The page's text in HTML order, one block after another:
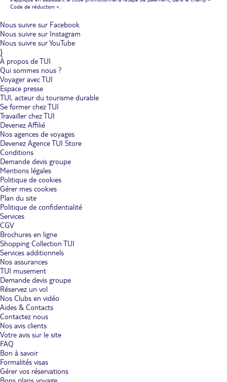
Pour ses paysages à couper le souffle
Palombaggia et Santa Giulia à Porto-Vecchio, aux montagnes
escarpées du Parc Naturel Régional de Corse. Les calanques de
Piana, classées au patrimoine mondial de l'UNESCO, sont un
Pour ses activités variées
pour tous les goûts. Que vous soyez amateur de sports nautiques,
de randonnées ou simplement de farniente, la Corse saura vous
satisfaire. Faites une excursion en bateau pour explorer les criques
cachées, partez en randonnée sur le célèbre GR20, ou profitez
d'une journée de détente sur l'une des nombreuses plages
idylliques de l'île.
Les incontournables à faire en Corse
Découverte d'Ajaccio
une visite d’Ajaccio, la ville natale de Napoléon Bonaparte.
Promenez-vous dans les rues animées du centre-ville, visitez la
Maison Bonaparte et admirez la cathédrale Notre-Dame de
l’Assomption. Ajaccio offre également de magnifiques plages
comme la plage de Saint-François, idéale pour une journée de
détente.
promontoire rocheux, est un incontournable. Flânez dans les
ruelles pavées de cette forteresse historique, profitez des vues
panoramiques sur la mer et le port, et ne manquez pas de visiter
l'église Sainte-Marie-Majeure. La plage de Calvi, avec son eau
cristalline, est parfaite pour une baignade rafraîchissante.
Balade à Porto-Vecchio
sel", est connue pour ses plages paradisiaques comme Palombaggia
et Santa Giulia. Après une matinée de farniente sur le sable fin,
explorez la vieille ville avec ses remparts et ses ruelles charmantes.
Le soir, savourez un dîner dans un restaurant local pour goûter
aux spécialités corses.
Week-end en Corse tout compris
Optez pour un week-end en Corse tout compris pour un séjour
sans stress. Réservez un hôtel avec piscine, spa et pension complète
pour profiter pleinement de vos vacances. De nombreux
Code de réduction ».
Nous suivre sur Facebook
Nous suivre sur Instagram
Nous suivre sur YouTube
}
À propos de TUI
Qui sommes nous ?
Voyager avec TUI
Espace presse
TUI, acteur du tourisme durable
Se former chez TUI
Travailler chez TUI
Devenez Affilié
Nos agences de voyages
Devenez Agence TUI Store
Conditions
Demande devis groupe
Mentions légales
Politique de cookies
Gérer mes cookies
Plan du site
Politique de confidentialité
Services
CGV
Brochures en ligne
Shopping Collection TUI
Services additionnels
Nos assurances
TUI musement
Demande devis groupe
Réservez un vol
Nos Clubs en vidéo
Aides & Contacts
Contactez nous
Nos avis clients
Votre avis sur le site
FAQ
Bon à savoir
Formalités visas
Gérer vos réservations